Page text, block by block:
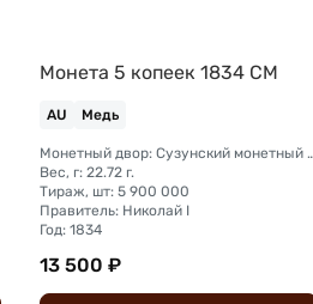
Монета 5 копеек 1834 СМ
AU Медь
Монетный двор:
Вес, г: 22.72 г.
Тираж, шт: 5 900 000
Правитель: Николай I
Год: 1834
13 500 ₽